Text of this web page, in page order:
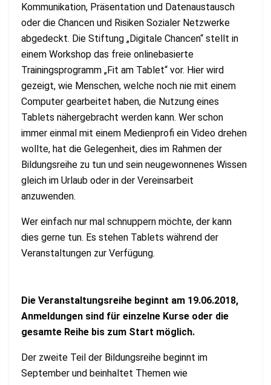
Kommunikation, Präsentation und Datenaustausch
oder die Chancen und Risiken Sozialer Netzwerke
abgedeckt. Die Stiftung „Digitale Chancen“ stellt in
einem Workshop das freie onlinebasierte
Trainingsprogramm „Fit am Tablet“ vor. Hier wird
gezeigt, wie Menschen, welche noch nie mit einem
Computer gearbeitet haben, die Nutzung eines
Tablets nähergebracht werden kann. Wer schon
immer einmal mit einem Medienprofi ein Video drehen
wollte, hat die Gelegenheit, dies im Rahmen der
Bildungsreihe zu tun und sein neugewonnenes Wissen
gleich im Urlaub oder in der Vereinsarbeit
anzuwenden.
Wer einfach nur mal schnuppern möchte, der kann
dies gerne tun. Es stehen Tablets während der
Veranstaltungen zur Verfügung.
Die Veranstaltungsreihe beginnt am 19.06.2018,
Anmeldungen sind für einzelne Kurse oder die
gesamte Reihe bis zum Start möglich.
Der zweite Teil der Bildungsreihe beginnt im
September und beinhaltet Themen wie